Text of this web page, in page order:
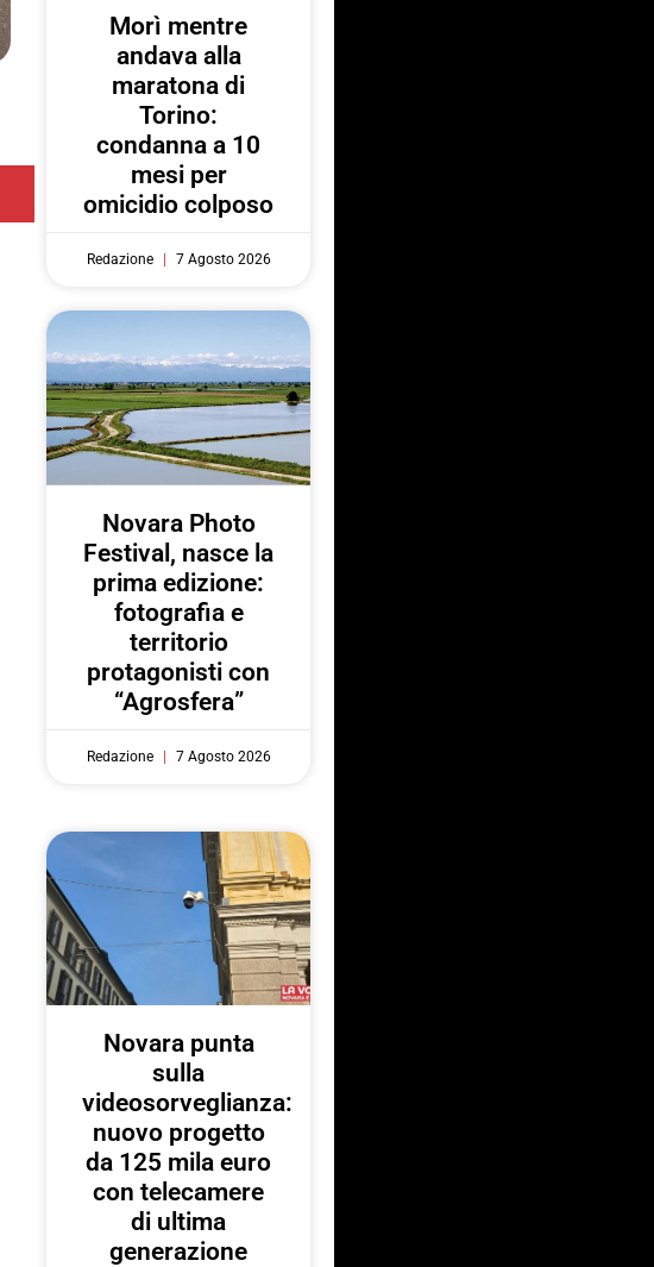
Morì mentre
andava alla
maratona di
Torino:
condanna a 10
mesi per
omicidio colposo
Redazione 7 Agosto 2026
Novara Photo
Festival, nasce la
prima edizione:
fotografia e
territorio
protagonisti con
“Agrosfera”
Redazione 7 Agosto 2026
Novara punta
sulla
videosorveglianza:
nuovo progetto
da 125 mila euro
con telecamere
di ultima
generazione